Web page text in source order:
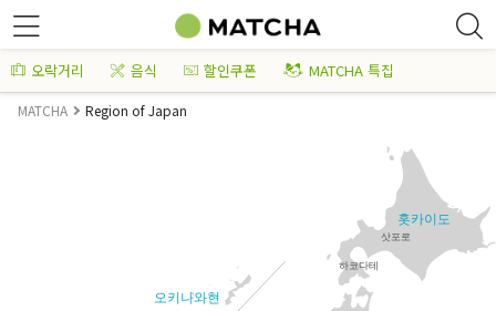
오락거리 음식 할인쿠폰 MATCHA 특집
MATCHA Region of Japan
홋카이도
오키나와현
삿포로
하코다테